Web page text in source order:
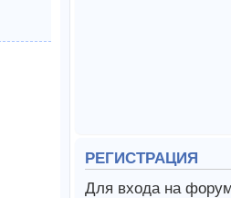
РЕГИСТРАЦИЯ
Для входа на